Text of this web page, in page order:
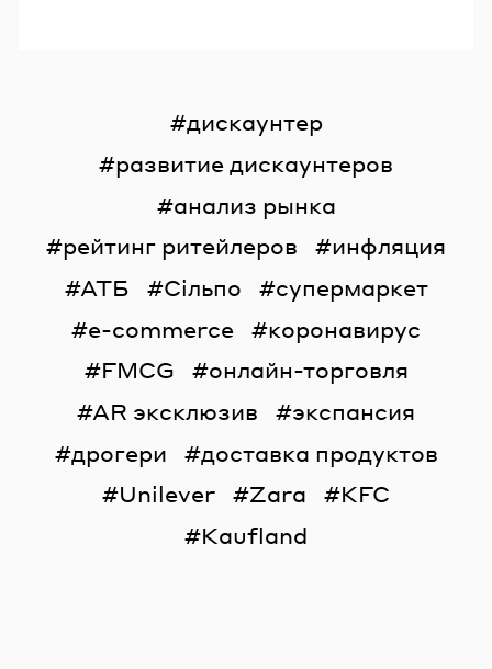
дискаунтер
развитие дискаунтеров
анализ рынка
рейтинг ритейлеров
инфляция
АТБ
Сільпо
супермаркет
e-commerce
коронавирус
FMCG
онлайн-торговля
AR эксклюзив
экспансия
дрогери
доставка продуктов
Unilever
Zara
KFC
Kaufland